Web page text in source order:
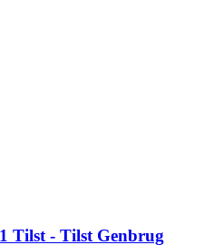
Tilst - Tilst Genbrug